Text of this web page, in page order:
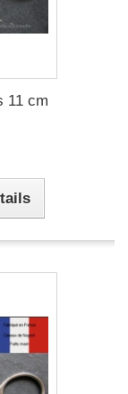
11 cm